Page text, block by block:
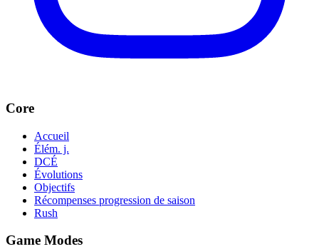
Core
Accueil
Élém. j.
DCÉ
Évolutions
Objectifs
Récompenses progression de saison
Rush
Game Modes